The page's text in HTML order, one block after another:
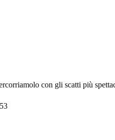
con gli scatti più